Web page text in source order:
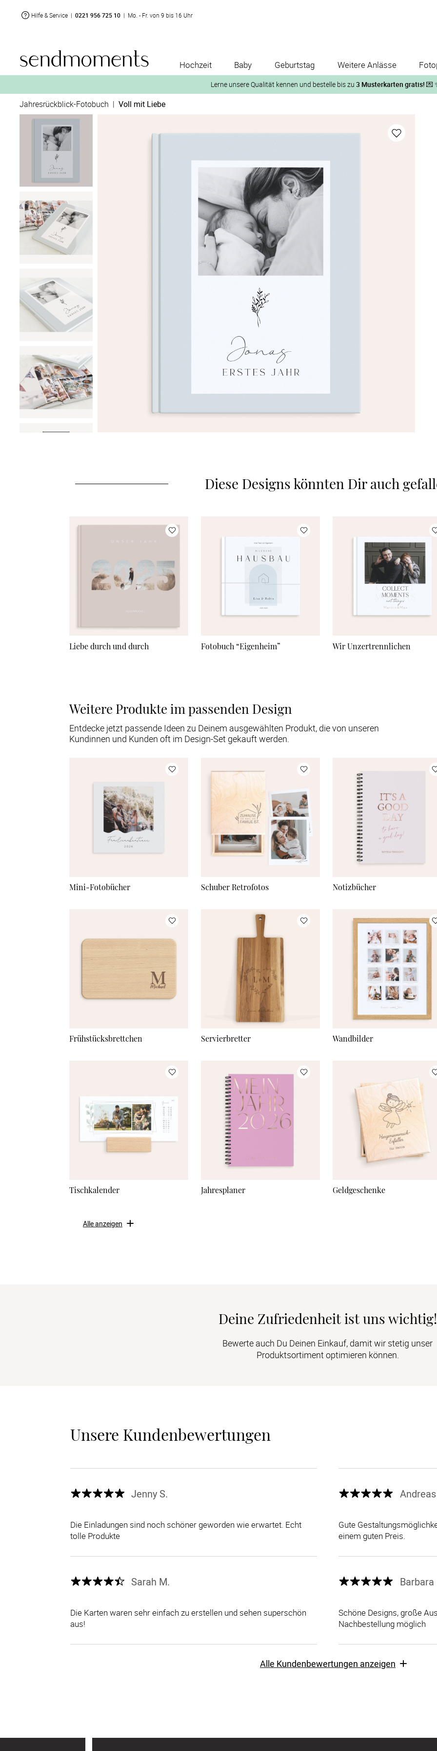
Hilfe & Service | 0221 956 725 10 | Mo. - Fr. von 9 bis 16 Uhr
Hochzeit Baby Geburtstag Weitere Anlässe
Lerne unsere Qualität kennen und bestelle bis zu 3 Musterkarten gratis! 💌
2. Aktiviere „kostenlose Musterkarte“
auf der jeweiligen Produktseite und lasse Dir die Karten
Jahresrückblick-Fotobuch | Voll mit Liebe
Diese Designs könnten Dir auch
Liebe durch und durch Fotobuch “Eigenheim” Wir Unzertrennlichen
Weitere Produkte im passenden Design
Entdecke jetzt passende Ideen zu Deinem ausgewählten Produkt, die von unseren
Kundinnen und Kunden oft im Design-Set gekauft werden.
Mini-Fotobücher Schuber Retrofotos Notizbücher
Frühstücksbrettchen Servierbretter Wandbilder
Tischkalender Jahresplaner Geldgeschenke
Alle anzeigen
Deine Zufriedenheit ist uns wichtig!
Bewerte auch Du Deinen Einkauf, damit wir stetig unser
Produktsortiment optimieren können.
Unsere Kundenbewertungen
Jenny S.
Die Einladungen sind noch schöner geworden wie erwartet. Echt
tolle Produkte
Gute
einem guten Preis.
Sarah M.
Die Karten waren sehr einfach zu erstellen und sehen superschön
aus!
Barbara
Schöne Designs, große
Nachbestellung möglich
Alle Kundenbewertungen anzeigen